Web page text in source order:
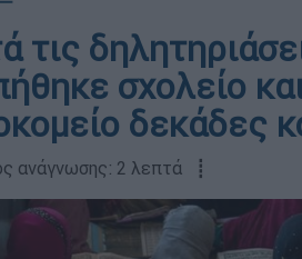
τις
σχολείο
δεκάδες
ανάγνωσης: 2 λεπτά ┋